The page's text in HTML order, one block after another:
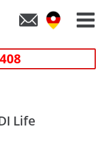
Life